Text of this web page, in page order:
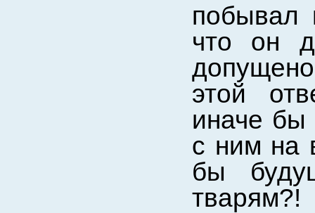
побывал
что он
этой
иначе бы
с ним на
бы
тварям?!